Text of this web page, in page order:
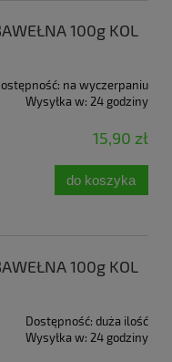
100g KOL
na wyczerpaniu
Wysyłka w: 24 godziny
15,90 zł
do koszyka
100g KOL
Dostępność: duża ilość
Wysyłka w: 24 godziny